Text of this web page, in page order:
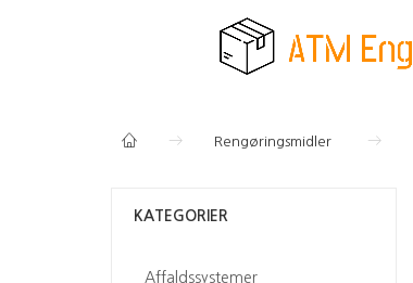
Rengøringsmidler
KATEGORIER
Affaldssystemer